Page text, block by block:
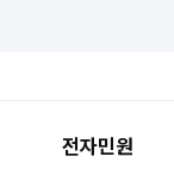
전자민원